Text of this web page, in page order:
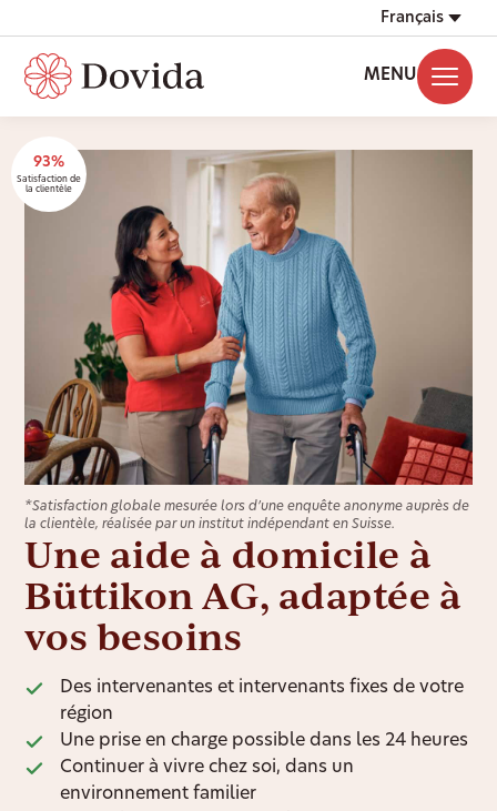
Français
MENU
93%
Satisfaction de
la clientèle
*Satisfaction globale mesurée lors d’une enquête anonyme auprès de
la clientèle, réalisée par un institut indépendant en Suisse.
Une aide à domicile à
Büttikon AG, adaptée à
vos besoins
Des intervenantes et intervenants fixes de votre
région
Une prise en charge possible dans les 24 heures
Continuer à vivre chez soi, dans un
environnement familier